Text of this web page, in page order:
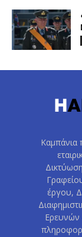
Καμπάνια
έργου,
Ερευνών